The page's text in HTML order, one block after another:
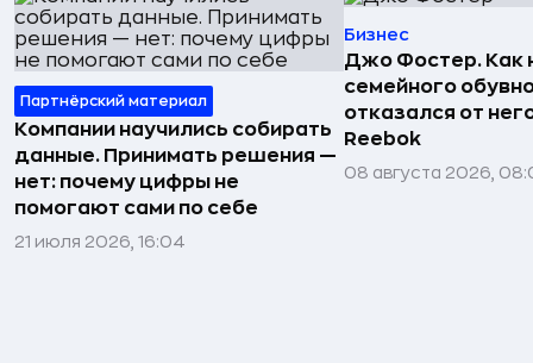
Партнёрский материал
Компании научились собирать
данные. Принимать решения —
нет: почему цифры не
помогают сами по себе
21 июля 2026, 16:04
Бизнес
Джо Фостер. Как
семейного
отказался от
Reebok
08 августа 2026,